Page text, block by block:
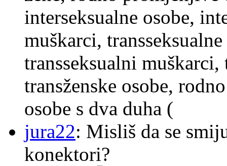
interseksualne osobe,
muškarci,
transseksualni muškarci,
transženske osobe,
osobe s dva duha (
jura22: Misliš da se
konektori?